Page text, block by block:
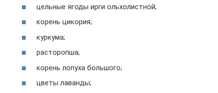
цельные ягоды ирги ольхолистной;
корень цикория;
куркума;
расторопша;
корень лопуха большого;
цветы лаванды;